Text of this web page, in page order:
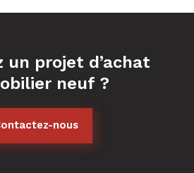
un projet d’achat
neuf ?
nous